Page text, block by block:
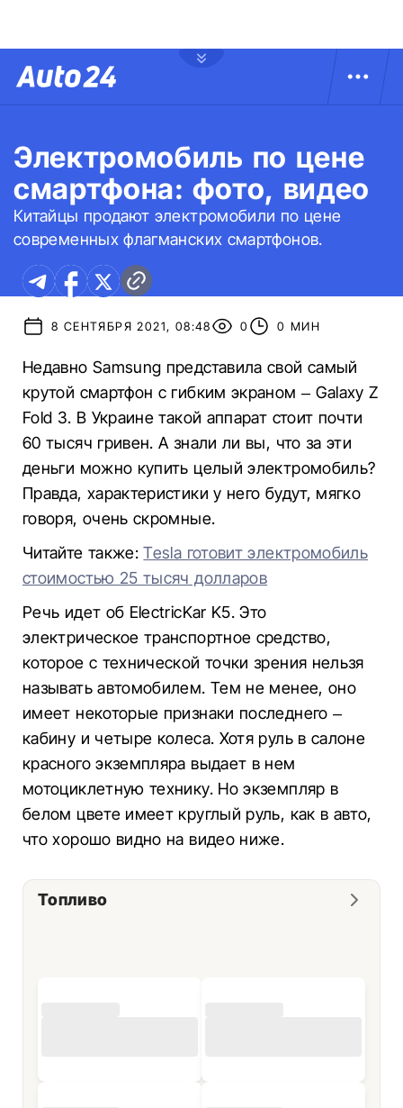
Электромобиль по цене
смартфона: фото, видео
Китайцы продают электромобили по цене
современных флагманских смартфонов.
8 СЕНТЯБРЯ 2021, 08:48 0 0 МИН
Недавно Samsung представила свой самый
крутой смартфон с гибким экраном – Galaxy Z
Fold 3. В Украине такой аппарат стоит почти
60 тысяч гривен. А знали ли вы, что за эти
деньги можно купить целый электромобиль?
Правда, характеристики у него будут, мягко
говоря, очень скромные.
Читайте также:Tesla готовит электромобиль
стоимостью 25 тысяч долларов
Речь идет об ElectricKar K5. Это
электрическое транспортное средство,
которое с технической точки зрения нельзя
называть автомобилем. Тем не менее, оно
имеет некоторые признаки последнего –
кабину и четыре колеса. Хотя руль в салоне
красного экземпляра выдает в нем
мотоциклетную технику. Но экземпляр в
белом цвете имеет круглый руль, как в авто,
что хорошо видно на видео ниже.
Топливо